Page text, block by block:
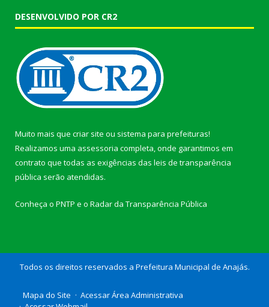
DESENVOLVIDO POR CR2
Muito mais que criar site ou sistema para prefeituras!
Realizamos uma assessoria completa, onde garantimos em
contrato que todas as exigências das leis de transparência
pública serão atendidas.
Conheça o PNTP e o Radar da Transparência Pública
Todos os direitos reservados a Prefeitura Municipal de Anajás.
Mapa do Site
Acessar Área Administrativa